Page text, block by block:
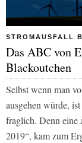
STROMAUSFALL
Das ABC von
Blackoutchen
Selbst wenn man
ausgehen würde,
fraglich. Denn eine
2019“, kam zum